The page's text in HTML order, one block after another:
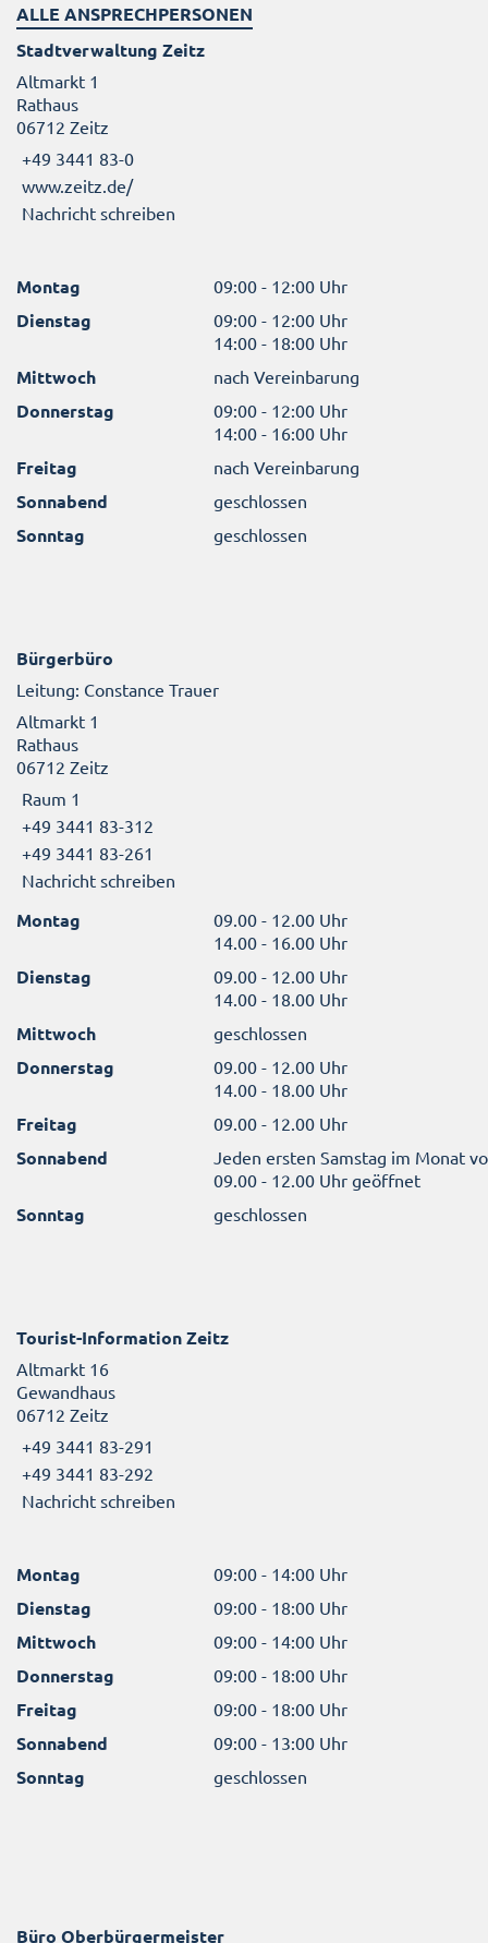
ALLE ANSPRECHPERSONEN
Stadtverwaltung Zeitz
Altmarkt 1
Rathaus
06712 Zeitz
+49 3441 83-0
www.zeitz.de/
Nachricht schreiben
Montag 09:00 - 12:00 Uhr
Dienstag
09:00 - 12:00 Uhr
14:00 - 18:00 Uhr
Mittwoch nach Vereinbarung
Donnerstag
09:00 - 12:00 Uhr
14:00 - 16:00 Uhr
Freitag nach Vereinbarung
Sonnabend geschlossen
Sonntag geschlossen
Bürgerbüro
Leitung: Constance Trauer
Altmarkt 1
Rathaus
06712 Zeitz
Raum 1
+49 3441 83-312
+49 3441 83-261
Nachricht schreiben
Montag
09.00 - 12.00 Uhr
14.00 - 16.00 Uhr
Dienstag
09.00 - 12.00 Uhr
14.00 - 18.00 Uhr
Mittwoch geschlossen
Donnerstag
09.00 - 12.00 Uhr
14.00 - 18.00 Uhr
Freitag 09.00 - 12.00 Uhr
Sonnabend
Jeden ersten Samstag im Monat
09.00 - 12.00 Uhr geöffnet
Sonntag geschlossen
Tourist-Information Zeitz
Altmarkt 16
Gewandhaus
06712 Zeitz
+49 3441 83-291
+49 3441 83-292
Nachricht schreiben
Montag 09:00 - 14:00 Uhr
Dienstag 09:00 - 18:00 Uhr
Mittwoch 09:00 - 14:00 Uhr
Donnerstag 09:00 - 18:00 Uhr
Freitag 09:00 - 18:00 Uhr
Sonnabend 09:00 - 13:00 Uhr
Sonntag geschlossen
Büro Oberbürgermeister